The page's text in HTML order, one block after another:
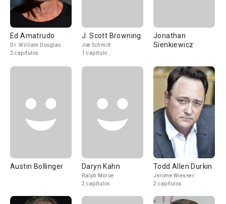
Ed Amatrudo
Dr. William Douglas
2 capítulos
J. Scott Browning
Joe Schmitt
1 capítulo
Jonathan
Sienkiewicz
Austin Bollinger Daryn Kahn
Ralph Morse
2 capítulos
Todd Allen Durkin
Jerome Wiesner
2 capítulos